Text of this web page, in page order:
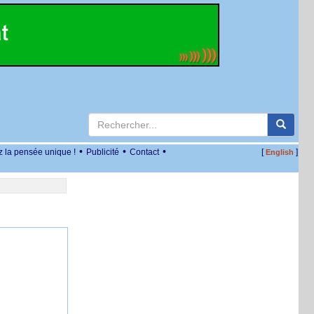
la pensée unique ! • Publicité • Contact • [English ]